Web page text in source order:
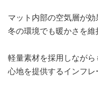
マット内部の空気層が
冬の環境でも暖かさを維
軽量素材を採用しなが
心地を提供するインフレ